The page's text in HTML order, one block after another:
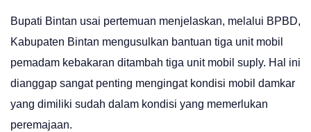
Bupati Bintan usai pertemuan menjelaskan, melalui BPBD,
Kabupaten Bintan mengusulkan bantuan tiga unit mobil
pemadam kebakaran ditambah tiga unit mobil suply. Hal ini
dianggap sangat penting mengingat kondisi mobil damkar
yang dimiliki sudah dalam kondisi yang memerlukan
peremajaan.